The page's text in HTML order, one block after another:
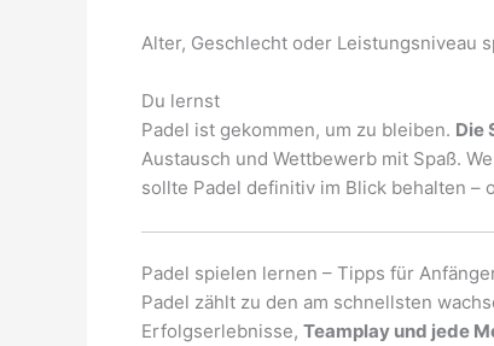
Alter, Geschlecht oder Leistungsniveau
Du lernst
Padel ist gekommen, um zu bleiben. Die
Austausch und Wettbewerb mit Spaß.
sollte Padel definitiv im Blick behalten –
Padel spielen lernen – Tipps für
Padel zählt zu den am schnellsten
Erfolgserlebnisse, Teamplay und jede